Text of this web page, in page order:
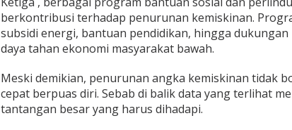
berkontribusi terhadap penurunan kemiskinan.
subsidi energi, bantuan pendidikan, hingga
daya tahan ekonomi masyarakat bawah.
Meski demikian, penurunan angka kemiskinan tidak
cepat berpuas diri. Sebab di balik data yang terlihat
tantangan besar yang harus dihadapi.